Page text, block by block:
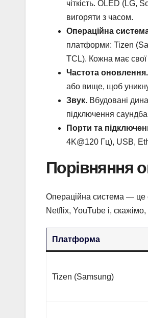
чіткість. OLED (LG,
вигоряти з часом.
Операційна
платформи: Tizen
TCL). Кожна має
Частота оновлення.
або вище, щоб
Звук. Вбудовані
підключення
Порти та
4K@120 Гц), USB,
Порівняння
Операційна система — це
Netflix, YouTube і,
Платформа
Tizen (Samsung)